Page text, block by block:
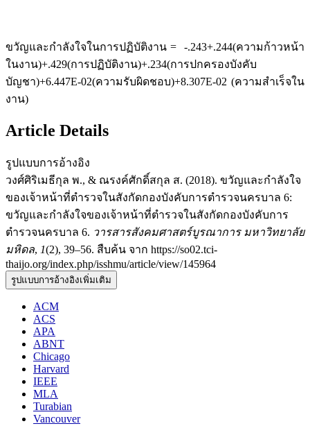
ขวัญและกำลังใจในการปฏิบัติงาน = -.243+.244(ความก้าวหน้า
ในงาน)+.429(การปฏิบัติงาน)+.234(การปกครองบังคับ
บัญชา)+6.447E-02(ความรับผิดชอบ)+8.307E-02 (ความสำเร็จใน
งาน)
Article Details
รูปแบบการอ้างอิง
วงศ์ศิริเมธีกุล พ., & ณรงค์ศักดิ์สกุล ส. (2018). ขวัญและกำลังใจ
ของเจ้าหน้าที่ตำรวจในสังกัดกองบังคับการตำรวจนครบาล 6:
ขวัญและกำลังใจของเจ้าหน้าที่ตำรวจในสังกัดกองบังคับการ
ตำรวจนครบาล 6. วารสารสังคมศาสตร์บูรณาการ มหาวิทยาลัย
มหิดล, 1(2), 39–56. สืบค้น จาก https://so02.tci-
thaijo.org/index.php/isshmu/article/view/145964
รูปแบบการอ้างอิงเพิ่มเติม
ACM
ACS
APA
ABNT
Chicago
Harvard
IEEE
MLA
Turabian
Vancouver